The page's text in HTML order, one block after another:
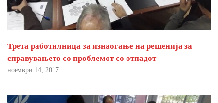
Трета работилница за изнаоѓање на решенија за
справувањето со проблемот со отпадот
ноември 14, 2017